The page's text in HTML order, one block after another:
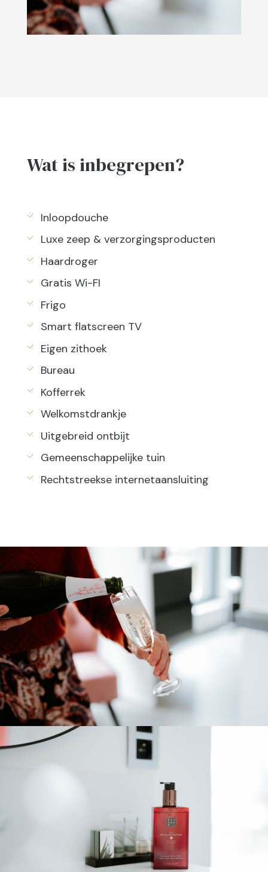
Wat is inbegrepen?
Inloopdouche
Luxe zeep & verzorgingsproducten
Haardroger
Gratis Wi-FI
Frigo
Smart flatscreen TV
Eigen zithoek
Bureau
Kofferrek
Welkomstdrankje
Uitgebreid ontbijt
Gemeenschappelijke tuin
Rechtstreekse internetaansluiting